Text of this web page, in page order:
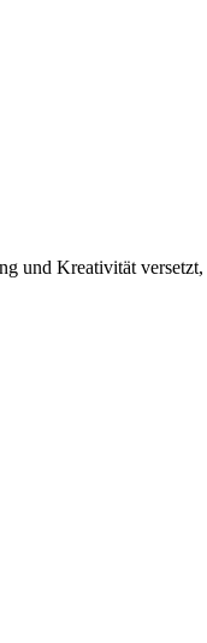
und Kreativität